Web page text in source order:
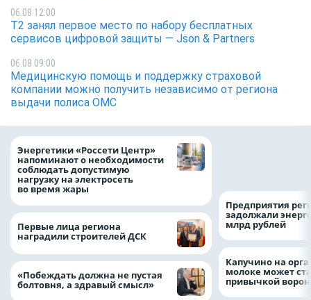
06.08 12:00
Т2 занял первое место по набору бесплатных
сервисов цифровой защиты — Json & Partners
06.08 09:00
Медицинскую помощь и поддержку страховой
компании можно получить независимо от региона
выдачи полиса ОМС
Энергетики «Россети Центр»
напоминают о необходимости
соблюдать допустимую
нагрузку на электросеть
во время жары
Первые лица региона
наградили строителей ДСК
«Побеждать должна не пустая
болтовня, а здравый смысл»
Предприятия
задолжали
млрд рублей
Капучино на
молоке может
привычкой